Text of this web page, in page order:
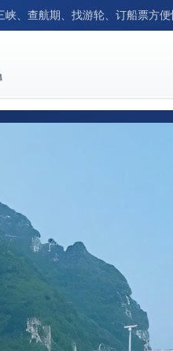
、查航期、找游轮、订船票方